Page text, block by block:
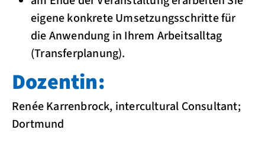
eigene konkrete Umsetzungsschritte für
die Anwendung in Ihrem Arbeitsalltag
(Transferplanung).
Dozentin:
Renée Karrenbrock, intercultural Consultant;
Dortmund